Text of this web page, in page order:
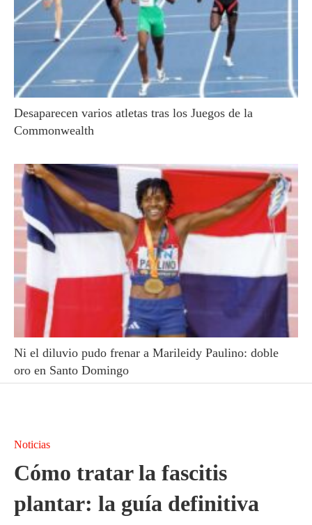
Desaparecen varios atletas tras los Juegos de la
Commonwealth
Ni el diluvio pudo frenar a Marileidy Paulino: doble
oro en Santo Domingo